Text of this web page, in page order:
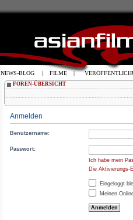
FOREN-ÜBERSICHT
Anmelden
Benutzername:
Passwort:
Ich habe mein
Die Aktivierungs-
Eingeloggt
Meinen
NEWS-BLOG | FILME |